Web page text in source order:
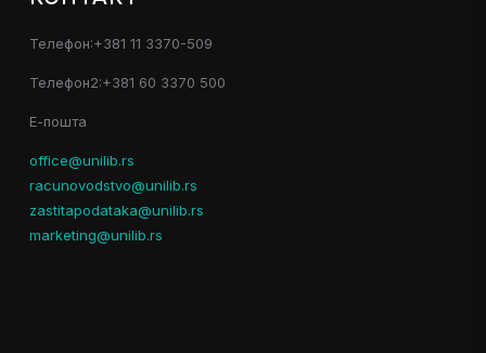
Телефон:+381 11 3370-509
Телефон2:+381 60 3370 500
Е-пошта
office@unilib.rs
racunovodstvo@unilib.rs
zastitapodataka@unilib.rs
marketing@unilib.rs